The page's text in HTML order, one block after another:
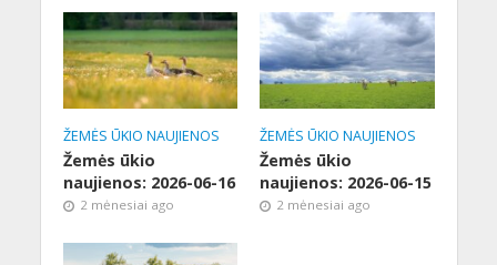
ŽEMĖS ŪKIO NAUJIENOS
Žemės ūkio
naujienos: 2026-06-16
2 mėnesiai ago
ŽEMĖS ŪKIO NAUJIENOS
Žemės ūkio
naujienos: 2026-06-15
2 mėnesiai ago